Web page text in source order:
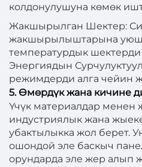
колдонулушуна көмөк
Жакшырылган Шектер:
жакшырылыштарына
температурдык шектерди
Энергиядын
режимдерди алга чейин
5. Өмөрдүк жана кичине
Үчүк материалдар менен
индустриялык жана
убактылыкка жол берет.
ошондой эле баскыч
орундарда эле жер алып